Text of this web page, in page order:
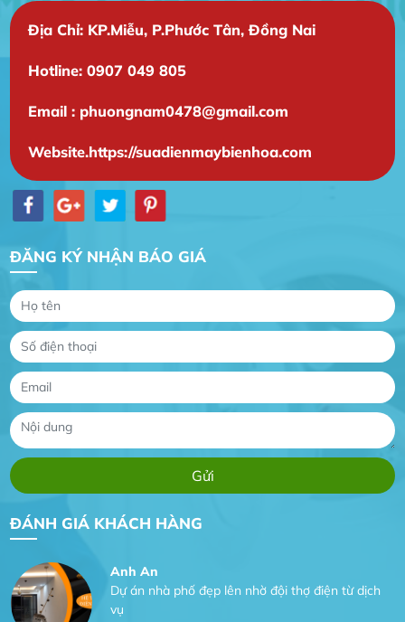
Địa Chỉ: KP.Miễu, P.Phước Tân, Đồng Nai
Hotline: 0907 049 805
Email : phuongnam0478@gmail.com
Website.https://suadienmaybienhoa.com
ĐĂNG KÝ NHẬN BÁO GIÁ
ĐÁNH GIÁ KHÁCH HÀNG
Gia Đình chúng tôi rất hài lòng dịch vụ tại
Anh An
vụ
Tôi hài lòng quấn motor đẹp và đúng ý
sản phẩm chất lượng rất tốt sản phẩm chất
phẩm chất lượng rất tốt
Gia Đình lắp máy nóng lạnh
website
Anh An
Dự án nhà phố đẹp lên nhờ đội thợ điện từ dịch
vụ